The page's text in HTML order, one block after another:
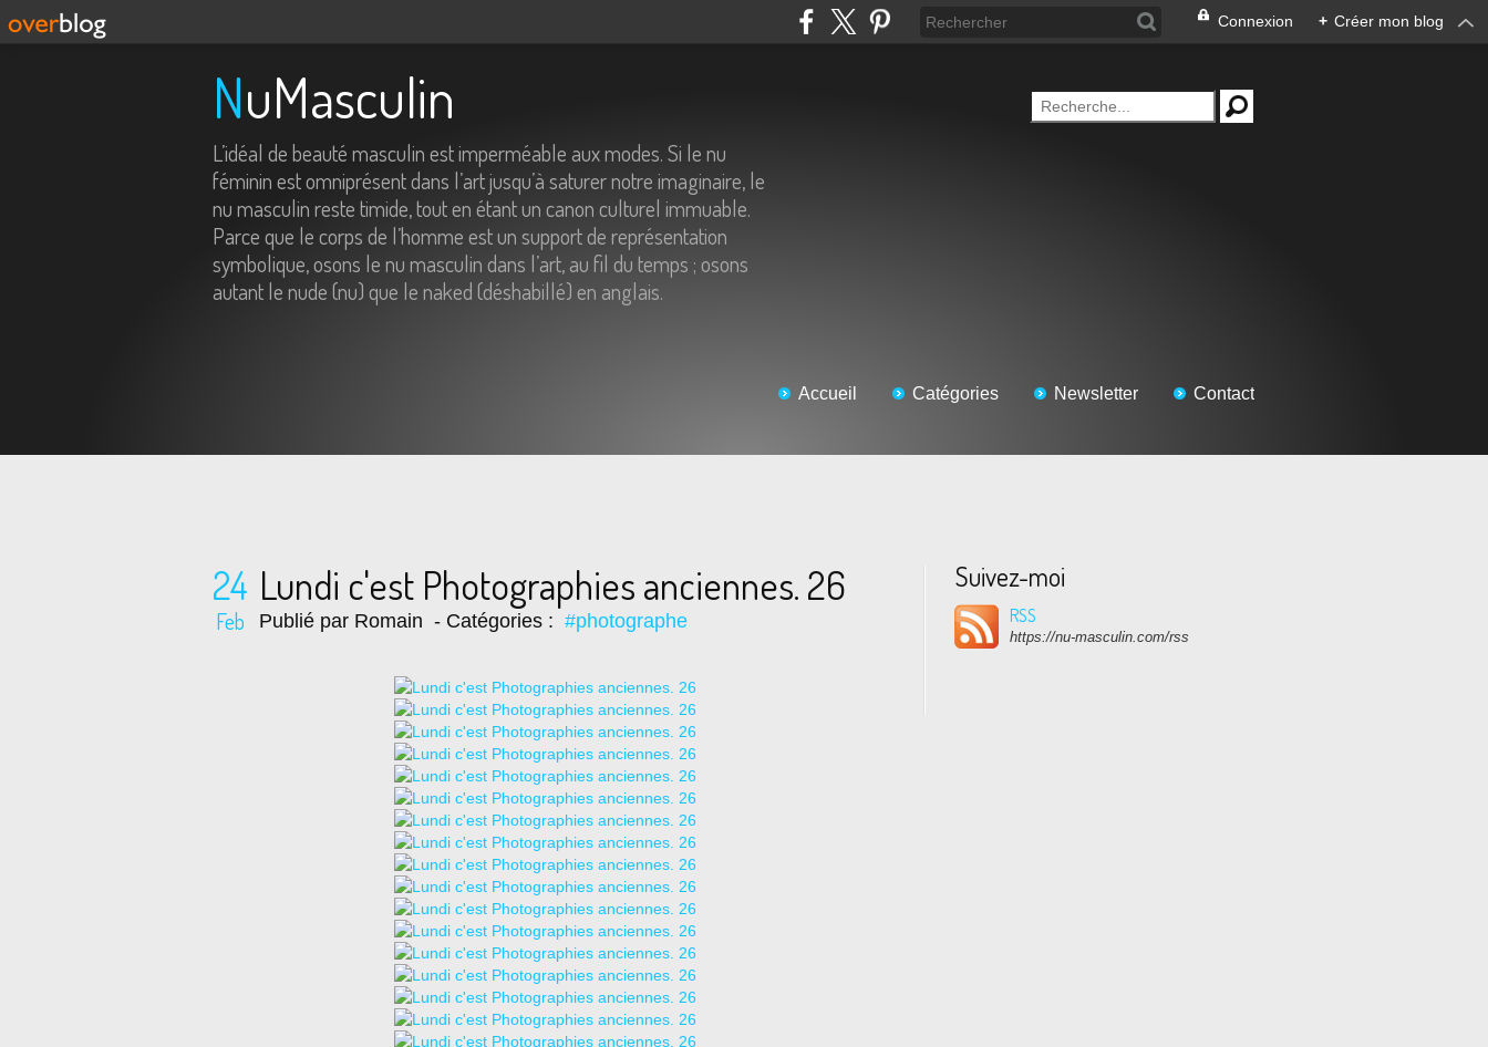
Connexion + Créer mon blog
NuMasculin
L’idéal de beauté masculin est imperméable aux modes. Si le nu
féminin est omniprésent dans l’art jusqu’à saturer notre imaginaire, le
nu masculin reste timide, tout en étant un canon culturel immuable.
Parce que le corps de l’homme est un support de représentation
symbolique, osons le nu masculin dans l’art, au fil du temps ; osons
autant le nude (nu) que le naked (déshabillé) en anglais.
Accueil Catégories Newsletter Contact
24
Feb
Lundi c'est Photographies anciennes. 26
Publié par Romain - Catégories : #photographe
Suivez-moi
RSS
https://nu-masculin.com/rss